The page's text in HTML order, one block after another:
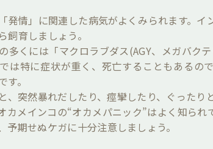
発情」に関連した病気がよくみられます。イ
飼育しましょう。
多くには「マクロラブダス(AGY、メガバク
は特に症状が重く、死亡することもあるの
。
、突然暴れだしたり、痙攣したり、ぐったり
カメインコの“オカメパニック”はよく知られ
予期せぬケガに十分注意しましょう。